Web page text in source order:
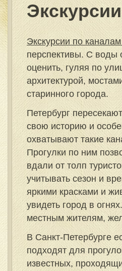
Экскурсии по
перспективы. С воды
оценить, гуляя по
архитектурой,
старинного города.
Петербург
свою историю и
охватывают такие
Прогулки по ним
вдали от толп
учитывать сезон и
яркими красками и
увидеть город в
местным жителям,
В Санкт-Петербурге
подходят для
известных,